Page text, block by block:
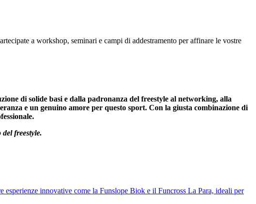
a workshop, seminari e campi di addestramento per affinare le vostre
di solide basi e dalla padronanza del freestyle al networking, alla
e un genuino amore per questo sport. Con la giusta combinazione di
freestyle.
innovative come la Funslope Biok e il Funcross La Para, ideali per